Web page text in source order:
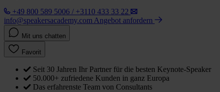
+49 800 589 5006 / +3110 433 33 22
info@speakersacademy.com Angebot anfordern
Mit uns chatten
Favorit
Seit 30 Jahren Ihr Partner für die besten Keynote-Speaker
50.000+ zufriedene Kunden in ganz Europa
Das erfahrenste Team von Consultants